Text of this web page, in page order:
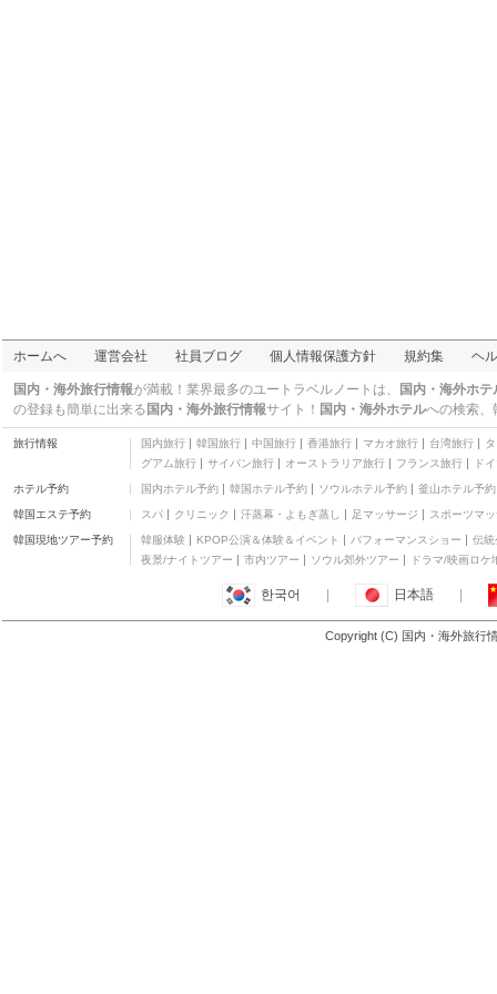
ホームへ 運営会社 社員ブログ 個人情報保護方針 規約集 ヘ
国内・海外旅行情報が満載！業界最多のユートラベルノートは、
国内・海外ホ
の登録も簡単に出来る 国内・海外旅行情報サイト！ 国内・海外ホテルへの検索、
旅行情報 国内旅行 韓国旅行 中国旅行 香港旅行 マカオ旅行 台湾旅行
グアム旅行
サイパン旅行 オーストラリア旅行 フランス旅行 ド
ホテル予約 国内ホテル予約 韓国ホテル予約 ソウルホテル予約 釜山ホテル予約
韓国エステ予約 スパ クリニック 汗蒸幕・よもぎ蒸し 足マッサージ スポーツマ
韓国現地ツアー予約 韓服体験 KPOP公演＆体験＆イベント パフォーマンスショー
伝統
夜景/ナイトツアー
市内ツアー ソウル郊外ツアー ドラマ/映画ロケ
한국어 日本語
Copyright (C) 国内・海外旅行